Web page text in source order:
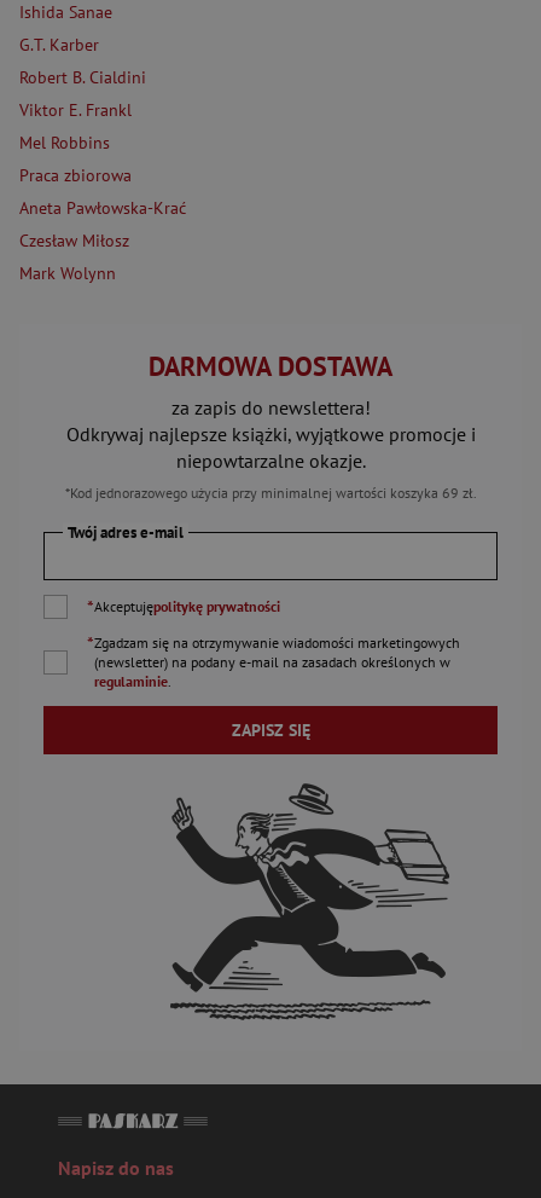
Ishida Sanae
G.T. Karber
Robert B. Cialdini
Viktor E. Frankl
Mel Robbins
Praca zbiorowa
Aneta Pawłowska-Krać
Czesław Miłosz
Mark Wolynn
DARMOWA DOSTAWA
za zapis do newslettera!
Odkrywaj najlepsze książki, wyjątkowe promocje i
niepowtarzalne okazje.
*Kod jednorazowego użycia przy minimalnej wartości koszyka 69 zł.
Twój adres e-mail
*Akceptujępolitykę prywatności
*Zgadzam się na otrzymywanie wiadomości marketingowych
(newsletter) na podany e-mail na zasadach określonych w
regulaminie.
ZAPISZ SIĘ
Napisz do nas